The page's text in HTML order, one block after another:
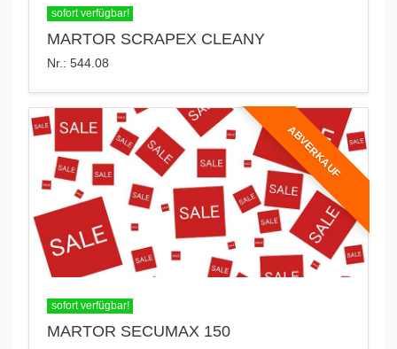
sofort verfügbar!
MARTOR SCRAPEX CLEANY
Nr.: 544.08
ABVERKAUF
sofort verfügbar!
MARTOR SECUMAX 150